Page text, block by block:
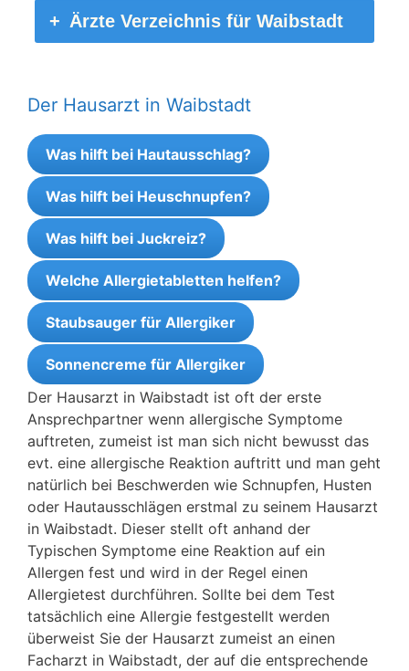
Ärzte Verzeichnis für Waibstadt
Der Hausarzt in Waibstadt
Was hilft bei Hautausschlag?
Was hilft bei Heuschnupfen?
Was hilft bei Juckreiz?
Welche Allergietabletten helfen?
Staubsauger für Allergiker
Sonnencreme für Allergiker
Der Hausarzt in Waibstadt ist oft der erste
Ansprechpartner wenn allergische Symptome
auftreten, zumeist ist man sich nicht bewusst das
evt. eine allergische Reaktion auftritt und man geht
natürlich bei Beschwerden wie Schnupfen, Husten
oder Hautausschlägen erstmal zu seinem Hausarzt
in Waibstadt. Dieser stellt oft anhand der
Typischen Symptome eine Reaktion auf ein
Allergen fest und wird in der Regel einen
Allergietest durchführen. Sollte bei dem Test
tatsächlich eine Allergie festgestellt werden
überweist Sie der Hausarzt zumeist an einen
Facharzt in Waibstadt, der auf die entsprechende